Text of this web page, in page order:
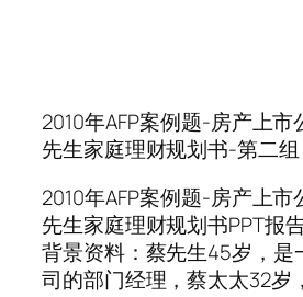
2010年AFP案例题-房产上
先生家庭理财规划书-第二组
2010年AFP案例题-房产上
先生家庭理财规划书PPT报
背景资料：蔡先生45岁，是
司的部门经理，蔡太太32岁